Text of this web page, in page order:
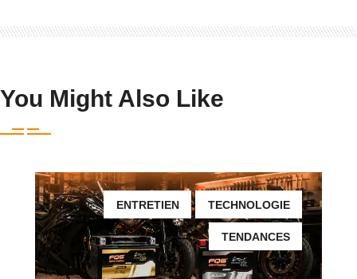
You Might Also Like
ENTRETIEN TECHNOLOGIE
TENDANCES